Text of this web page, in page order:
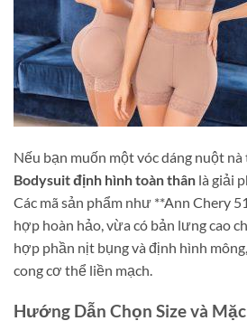
Nếu bạn muốn một vóc dáng nuột
Bodysuit định hình toàn thân là giải
Các mã sản phẩm như **Ann Chery
hợp hoàn hảo, vừa có bản lưng cao
hợp phần nịt bụng và định hình
cong cơ thể liền mạch.
Hướng Dẫn Chọn Size và